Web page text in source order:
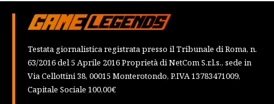
Testata giornalistica registrata presso il Tribunale di Roma, n.
63/2016 del 5 Aprile 2016 Proprietà di NetCom S.r.l.s., sede in
Via Cellottini 38, 00015 Monterotondo, P.IVA 13783471009,
Capitale Sociale 100,00€